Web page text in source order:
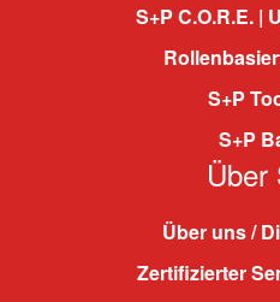
S+P C.O.R.E. |
S+P
S+P
Über
Über uns /
Zertifizierter